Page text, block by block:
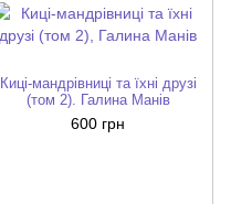
Киці-мандрівниці та їхні друзі
(том 2). Галина Манів
600 грн